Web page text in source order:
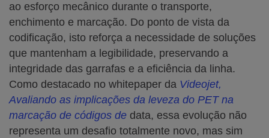
ao esforço mecânico durante o transporte,
enchimento e marcação. Do ponto de vista da
codificação, isto reforça a necessidade de soluções
que mantenham a legibilidade, preservando a
integridade das garrafas e a eficiência da linha.
Como destacado no whitepaper da Videojet,
Avaliando as implicações da leveza do PET na
marcação de códigos de data, essa evolução não
representa um desafio totalmente novo, mas sim